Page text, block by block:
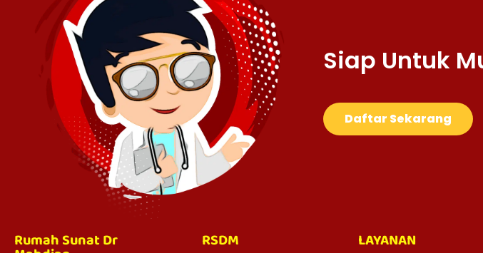
Siap Untuk
Daftar Sekarang
Rumah Sunat Dr RSDM LAYANAN